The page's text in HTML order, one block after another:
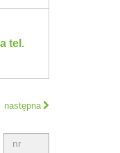
tel.
następna